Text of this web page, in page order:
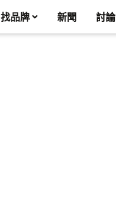
找品牌 新聞 討論